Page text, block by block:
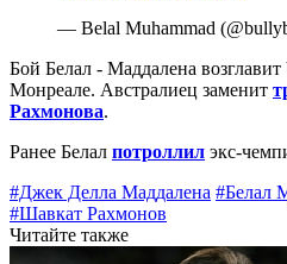
— Belal Muhammad
Бой Белал - Маддалена
Монреале. Австралиец заменит
Рахмонова.
Ранее Белал потроллил экс-
#Джек Делла Маддалена #Белал
#Шавкат Рахмонов
Читайте также